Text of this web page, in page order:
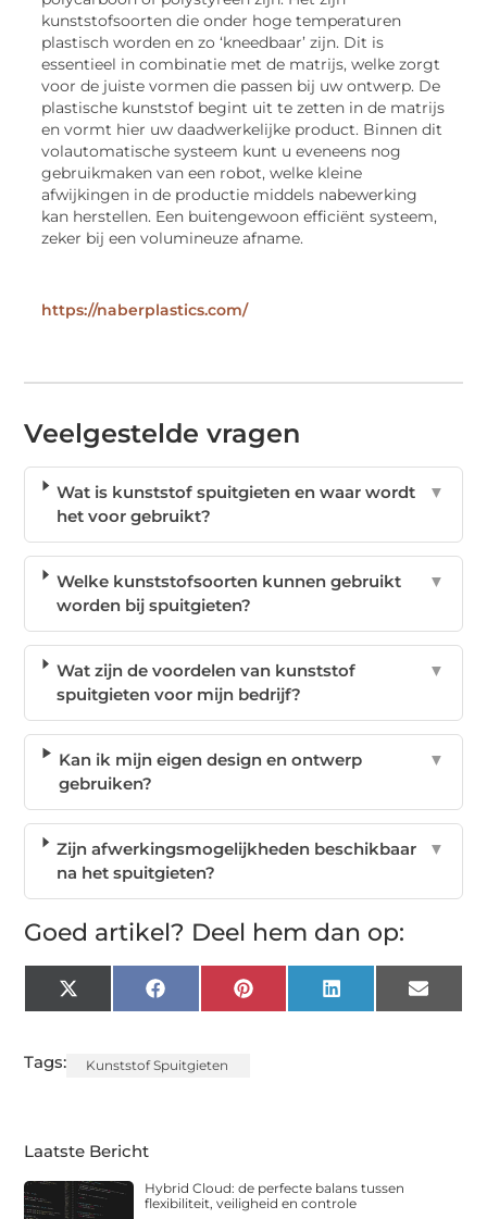
kunststofsoorten die onder hoge temperaturen
plastisch worden en zo ‘kneedbaar’ zijn. Dit is
essentieel in combinatie met de matrijs, welke zorgt
voor de juiste vormen die passen bij uw ontwerp. De
plastische kunststof begint uit te zetten in de matrijs
en vormt hier uw daadwerkelijke product. Binnen dit
volautomatische systeem kunt u eveneens nog
gebruikmaken van een robot, welke kleine
afwijkingen in de productie middels nabewerking
kan herstellen. Een buitengewoon efficiënt systeem,
zeker bij een volumineuze afname.
https://naberplastics.com/
Veelgestelde vragen
Wat is kunststof spuitgieten en waar wordt
het voor gebruikt?
▼
Welke kunststofsoorten kunnen gebruikt
worden bij spuitgieten?
▼
Wat zijn de voordelen van kunststof
spuitgieten voor mijn bedrijf?
▼
Kan ik mijn eigen design en ontwerp
gebruiken?
▼
Zijn afwerkingsmogelijkheden beschikbaar
na het spuitgieten?
▼
Goed artikel? Deel hem dan op:
X
(Twitter)
FacebookPinterest LinkedIn Email
Tags: Kunststof Spuitgieten
Laatste Bericht
Hybrid Cloud: de perfecte balans tussen
flexibiliteit, veiligheid en controle